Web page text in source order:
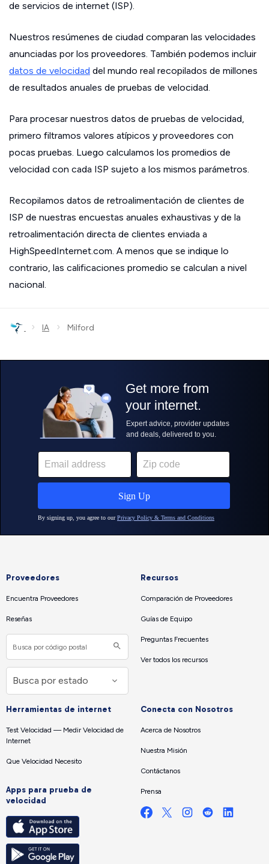
de servicios de internet (ISP).
Nuestros resúmenes de ciudad comparan las velocidades
anunciadas por los proveedores. También podemos incluir
datos de velocidad del mundo real recopilados de millones
de resultados anuales de pruebas de velocidad.
Para procesar nuestros datos de pruebas de velocidad,
primero filtramos valores atípicos y proveedores con
pocas pruebas. Luego calculamos los promedios de
velocidad con cada ISP sujeto a los mismos parámetros.
Recopilamos datos de retroalimentación de clientes de
ISP de nuestras encuestas anuales exhaustivas y de la
retroalimentación directa de clientes enviada a
HighSpeedInternet.com. A menos que se indique lo
contrario, las calificaciones promedio se calculan a nivel
nacional.
› IA › Milford
Proveedores
Encuentra Proveedores
Reseñas
Recursos
Comparación de Proveedores
Guías de Equipo
Preguntas Frecuentes
Ver todos los recursos
Herramientas de internet
Test Velocidad — Medir Velocidad de
Internet
Que Velocidad Necesito
Apps para prueba de
velocidad
Conecta con Nosotros
Acerca de Nosotros
Nuestra Misión
Contáctanos
Prensa